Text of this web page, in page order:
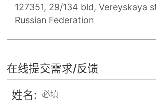
127351, 29/134 bld, Vereyskaya
Russian Federation
在线提交需求/反馈
姓名: